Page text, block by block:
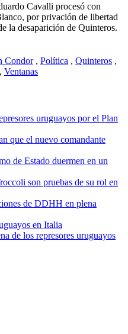
Cavalli procesó con
por privación de libertad
la desaparición de Quinteros.
Condor , Política , Quinteros ,
, Ventanas
uruguayos por el Plan
que el nuevo comandante
de Estado duermen en un
son pruebas de su rol en
de DDHH en plena
en Italia
de los represores uruguayos